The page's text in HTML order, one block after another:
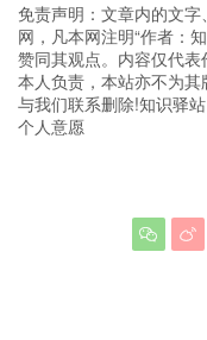
免责声明：文章内的文
网，凡本网注明“作者：
赞同其观点。内容仅代
本人负责，本站亦不为
与我们联系删除!知识驿站
个人意愿
 